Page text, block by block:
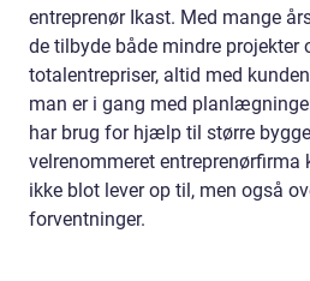
entreprenør Ikast. Med mange
de tilbyde både mindre projekter
totalentrepriser, altid med
man er i gang med
har brug for hjælp til større
velrenommeret entreprenørfirma
ikke blot lever op til, men også
forventninger.